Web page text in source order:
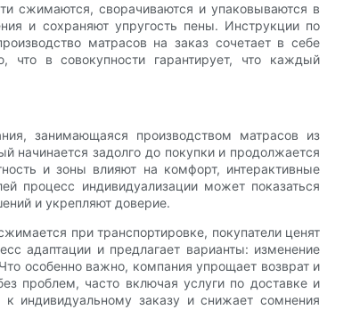
сжимаются, сворачиваются и упаковываются в
и сохраняют упругость пены. Инструкции по
матрасов на заказ сочетает в себе
что в совокупности гарантирует, что каждый
занимающаяся производством матрасов из
начинается задолго до покупки и продолжается
и зоны влияют на комфорт, интерактивные
процесс индивидуализации может показаться
и укрепляют доверие.
при транспортировке, покупатели ценят
адаптации и предлагает варианты: изменение
особенно важно, компания упрощает возврат и
проблем, часто включая услуги по доставке и
индивидуальному заказу и снижает сомнения